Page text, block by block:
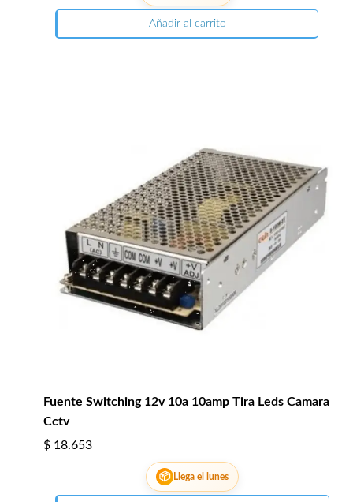
Añadir al carrito
Fuente Switching 12v 10a 10amp Tira Leds Camara
Cctv
$ 18.653
📦 Llega el lunes